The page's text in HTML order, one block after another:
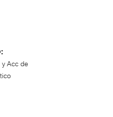
y Acc de